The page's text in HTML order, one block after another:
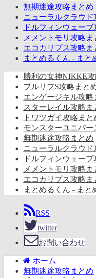
無期迷途攻略まとめ
ニューラルクラウド
ドルフィンウェー
メメントモリ攻略ま
エコカリプス攻略ま
まとめるくん - まと
勝利の女神NIKKE
ブルリフS攻略まと
エンゲージキル攻略
スターレイル攻略ま
トワツガイ攻略まと
モンスターユニバー
無期迷途攻略まとめ
ニューラルクラウド
ドルフィンウェー
メメントモリ攻略ま
エコカリプス攻略ま
まとめるくん - まと
RSS
twitter
お問い合わせ
ホーム
無期迷途攻略まとめ